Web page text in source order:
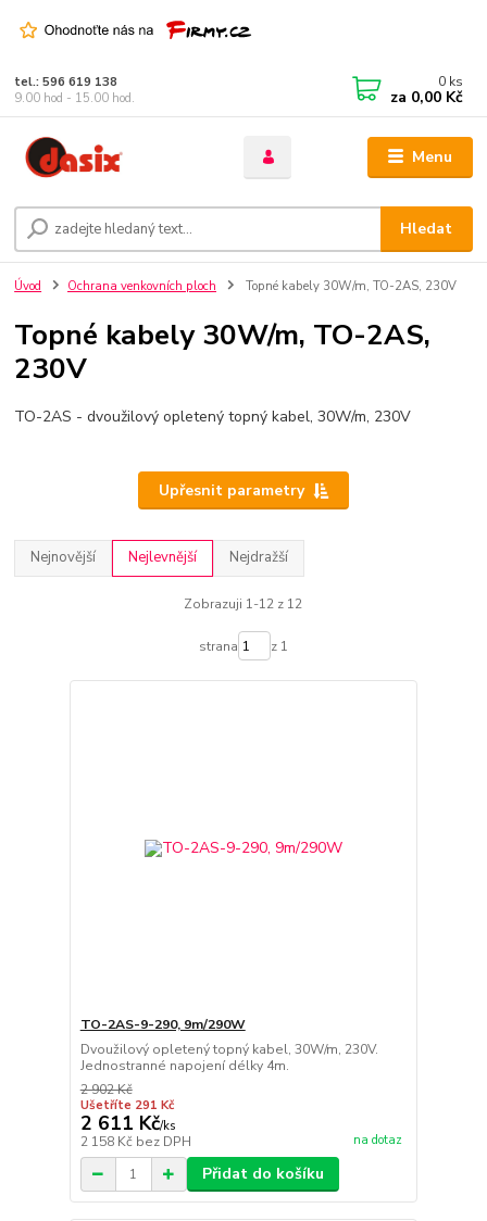
Menu
Hledat
tel.: 596 619 138
9.00 hod - 15.00 hod.
0 ks
za 0,00 Kč
Úvod Ochrana venkovních ploch Topné kabely 30W/m, TO-2AS, 230V
Topné kabely 30W/m, TO-2AS,
230V
TO-2AS - dvoužilový opletený topný kabel, 30W/m, 230V
Upřesnit parametry
Nejnovější Nejlevnější Nejdražší
Zobrazuji 1-12 z 12
strana z 1
TO-2AS-9-290, 9m/290W
Dvoužilový opletený topný kabel, 30W/m, 230V.
Jednostranné napojení délky 4m.
2 902 Kč
Ušetříte 291 Kč
2 611 Kč/ks
2 158 Kč bez DPH na dotaz
Přidat do košíku